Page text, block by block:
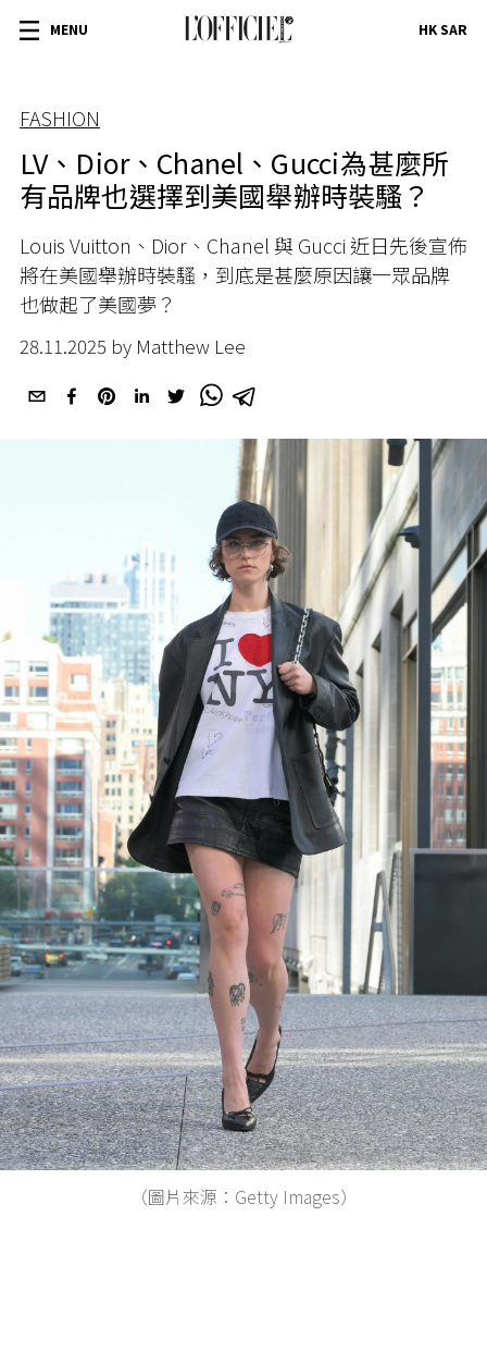
MENU HK SAR
FASHION
LV、Dior、Chanel、Gucci⋯⋯為甚麼所
有品牌也選擇到美國舉辦時裝騷？
Louis Vuitton、Dior、Chanel 與 Gucci 近日先後宣佈
將在美國舉辦時裝騷，到底是甚麼原因讓一眾品牌
也做起了美國夢？
28.11.2025 by Matthew Lee
（圖片來源：Getty Images）